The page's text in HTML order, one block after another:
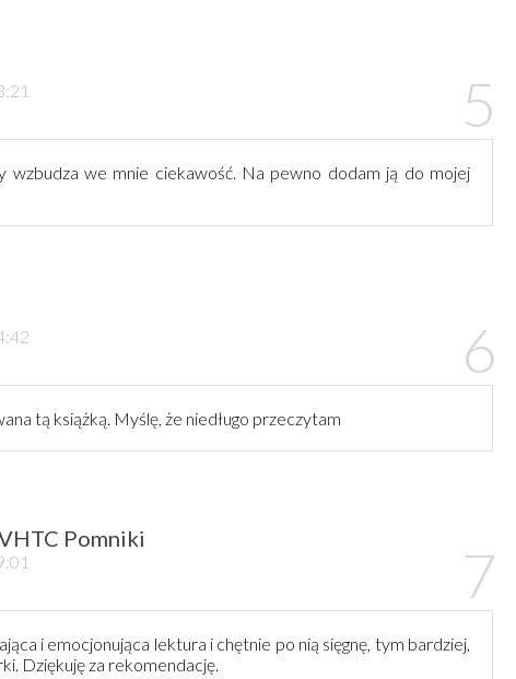
wzbudza we mnie ciekawość. Na pewno dodam ją do mojej
tą książką. Myślę, że niedługo przeczytam
Pomniki
i emocjonująca lektura i chętnie po nią sięgnę, tym bardziej,
Dziękuję za rekomendację.